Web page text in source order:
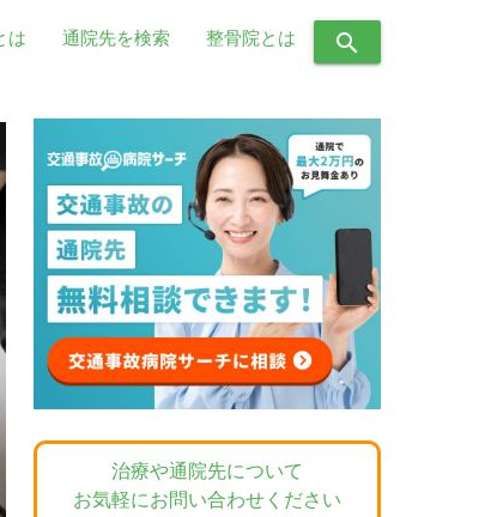
は 通院先を検索 整骨院とは search
治療や通院先について
お気軽にお問い合わせください